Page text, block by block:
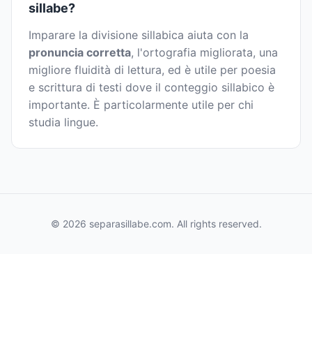
sillabe?
Imparare la divisione sillabica aiuta con la
pronuncia corretta, l'ortografia migliorata, una
migliore fluidità di lettura, ed è utile per poesia
e scrittura di testi dove il conteggio sillabico è
importante. È particolarmente utile per chi
studia lingue.
© 2026 separasillabe.com. All rights reserved.